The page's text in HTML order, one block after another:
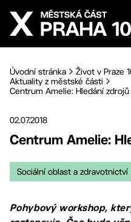
Přejít na hlavní obsah
Úvodní stránka Život v Praze
Aktuality z městské části
Centrum Amelie: Hledání
02.07.2018
Centrum Amelie:
Sociální oblast a zdravotnictví
Pohybový workshop,